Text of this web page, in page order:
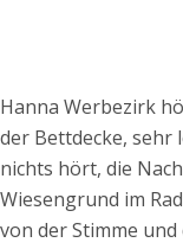
Hanna Werbezirk
der Bettdecke, sehr
nichts hört, die
Wiesengrund im
von der Stimme und